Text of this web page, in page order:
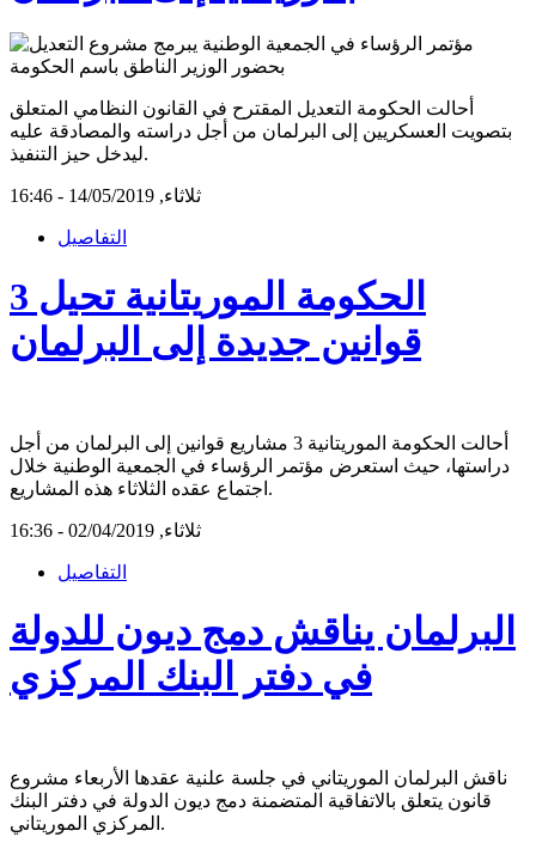
أحالت الحكومة التعديل المقترح في القانون النظامي المتعلق
بتصويت العسكريين إلى البرلمان من أجل دراسته والمصادقة عليه
ليدخل حيز التنفيذ.
ثلاثاء, 14/05/2019 - 16:46
التفاصيل
الحكومة الموريتانية تحيل 3
قوانين جديدة إلى البرلمان
أحالت الحكومة الموريتانية 3 مشاريع قوانين إلى البرلمان من أجل
دراستها، حيث استعرض مؤتمر الرؤساء في الجمعية الوطنية خلال
اجتماع عقده الثلاثاء هذه المشاريع.
ثلاثاء, 02/04/2019 - 16:36
التفاصيل
البرلمان يناقش دمج ديون للدولة
في دفتر البنك المركزي
ناقش البرلمان الموريتاني في جلسة علنية عقدها الأربعاء مشروع
قانون يتعلق بالاتفاقية المتضمنة دمج ديون الدولة في دفتر البنك
المركزي الموريتاني.